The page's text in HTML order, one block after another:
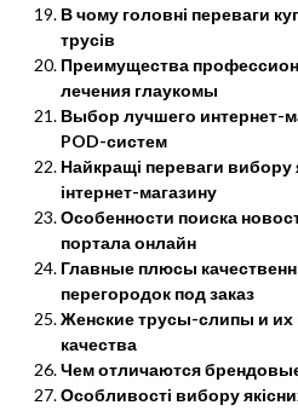
В чому головні переваги
трусів
Преимущества
лечения глаукомы
Выбор лучшего интернет-
POD-систем
Найкращі переваги вибору
інтернет-магазину
Особенности поиска
портала онлайн
Главные плюсы
перегородок под заказ
Женские трусы-слипы и
качества
Чем отличаются
Особливості вибору